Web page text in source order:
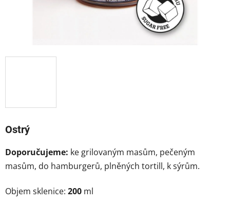
Ostrý
Doporučujeme: ke grilovaným masům, pečeným
masům, do hamburgerů, plněných tortill, k sýrům.
Objem sklenice: 200 ml